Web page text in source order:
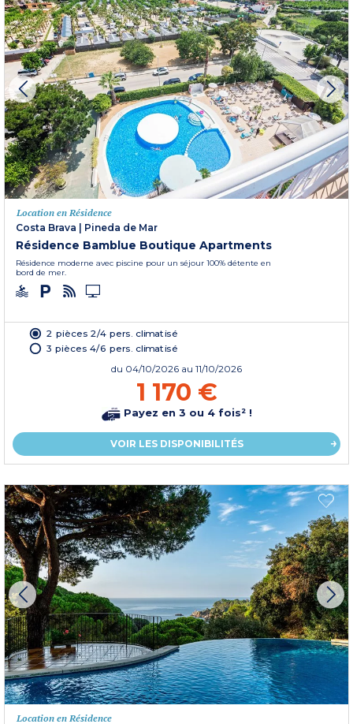
Location en Résidence
Costa Brava
Pineda de Mar
Résidence Bamblue Boutique Apartments
Résidence moderne avec piscine pour un séjour 100% détente en
bord de mer.
2 pièces 2/4 pers. climatisé
3 pièces 4/6 pers. climatisé
du 04/10/2026 au 11/10/2026
1 170 €
Payez en 3 ou 4 fois² !
VOIR LES DISPONIBILITÉS
Location en Résidence